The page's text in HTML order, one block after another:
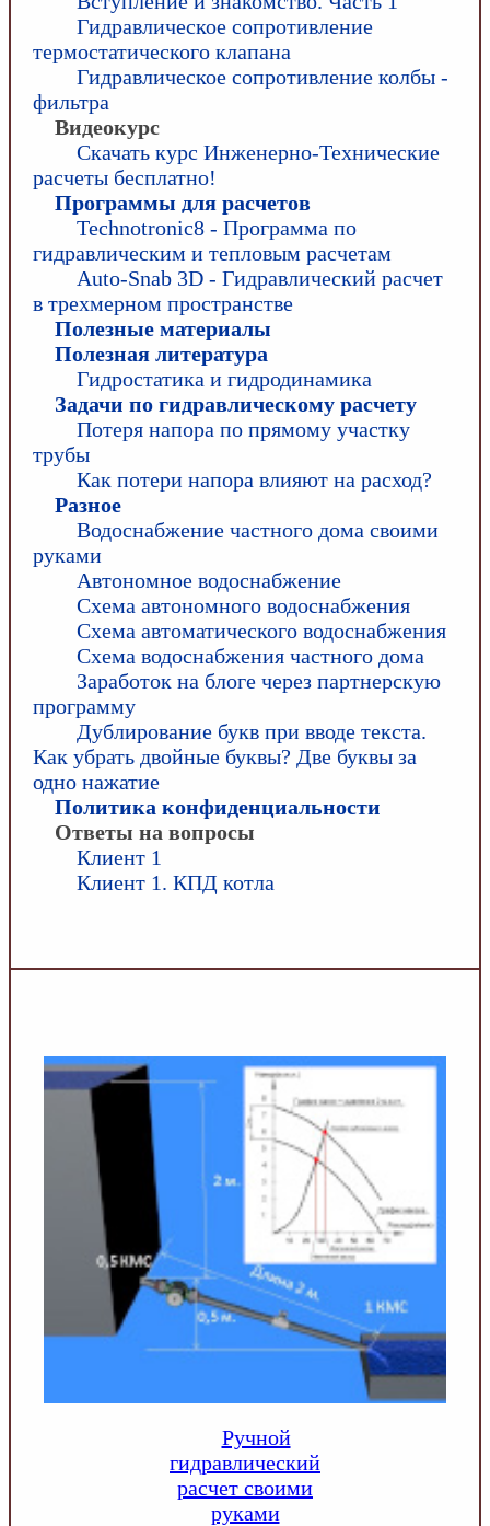
Гидравлическое сопротивление
термостатического клапана
Гидравлическое сопротивление колбы -
фильтра
Видеокурс
Скачать курс Инженерно-Технические
расчеты бесплатно!
Программы для расчетов
Technotronic8 - Программа по
гидравлическим и тепловым расчетам
Auto-Snab 3D - Гидравлический расчет
в трехмерном пространстве
Полезные материалы
Полезная литература
Гидростатика и гидродинамика
Задачи по гидравлическому расчету
Потеря напора по прямому участку
трубы
Как потери напора влияют на расход?
Разное
Водоснабжение частного дома своими
руками
Автономное водоснабжение
Схема автономного водоснабжения
Схема автоматического водоснабжения
Схема водоснабжения частного дома
Заработок на блоге через партнерскую
программу
Дублирование букв при вводе текста.
Как убрать двойные буквы? Две буквы за
одно нажатие
Политика конфиденциальности
Ответы на вопросы
Клиент 1
Клиент 1. КПД котла
Ручной
гидравлический
расчет своими
руками